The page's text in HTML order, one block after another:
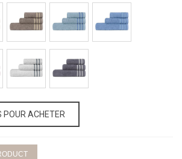
TOPO-
BGE
AQUA-
TURQUESA
TURQUESA-
AQUA
PERLA-
MARENG-
PERLA
POUR ACHETER